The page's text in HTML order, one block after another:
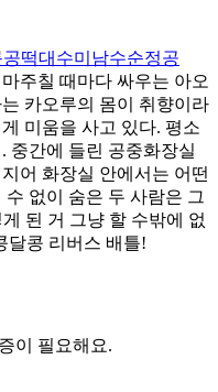
떡대수미남수순정공
주칠 때마다 싸우는 아오
카오루의 몸이 취향이라
미움을 사고 있다. 평소
중간에 들린 공중화장실
어 화장실 안에서는 어떤
없이 숨은 두 사람은 그
된 거 그냥 할 수밖에 없
달콩 리버스 배틀!
이 필요해요.